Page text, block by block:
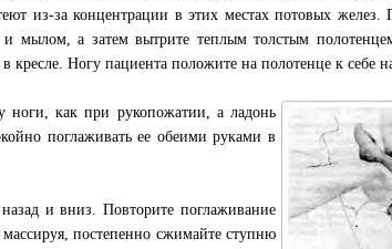
из-за концентрации в этих местах потовых желез.
мылом, а затем вытрите теплым толстым
кресле. Ногу пациента положите на полотенце к себе
как при рукопожатии, а ладонь
поглаживать ее обеими руками в
и вниз. Повторите поглаживание
массируя, постепенно сжимайте ступню